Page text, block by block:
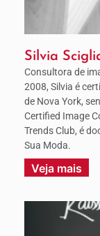
Silvia
Consultora de
2008, Silvia é
de Nova York,
Certified Image
Trends Club, é
Sua Moda.
Veja mais